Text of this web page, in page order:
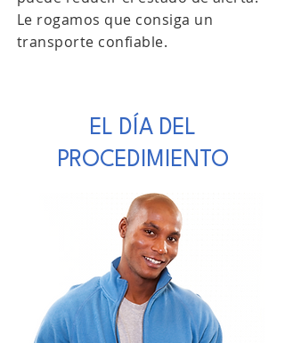
Le rogamos que consiga un
transporte confiable.
EL DÍA DEL
PROCEDIMIENTO